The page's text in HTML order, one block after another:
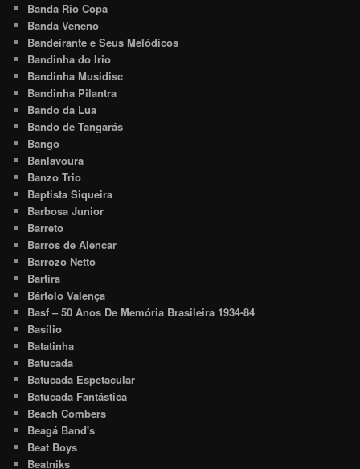
Banda Rio Copa
Banda Veneno
Bandeirante e Seus Melódicos
Bandinha do Irio
Bandinha Musidisc
Bandinha Pilantra
Bando da Lua
Bando de Tangarás
Bango
Banlavoura
Banzo Trio
Baptista Siqueira
Barbosa Junior
Barreto
Barros de Alencar
Barrozo Netto
Bartira
Bártolo Valença
Basf – 50 Anos De Memória Brasileira 1934-84
Basílio
Batatinha
Batucada
Batucada Espetacular
Batucada Fantástica
Beach Combers
Beagá Band's
Beat Boys
Beatniks